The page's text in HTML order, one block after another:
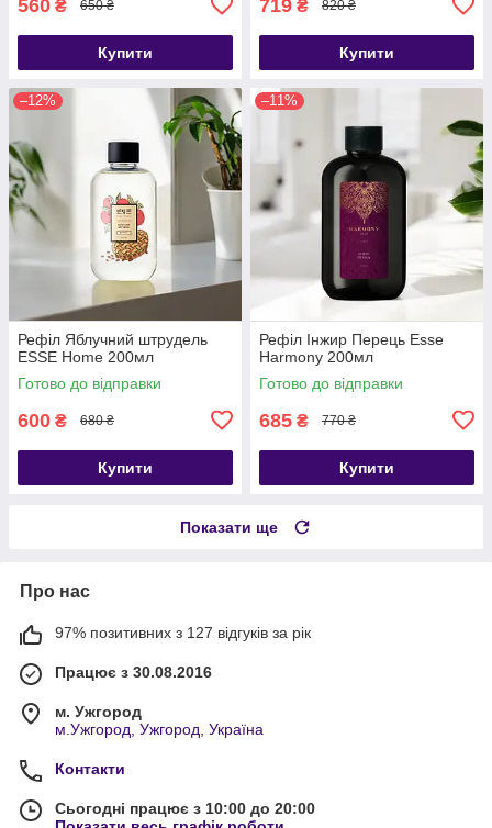
560 ₴ 650 ₴
Купити
719 ₴ 820 ₴
Купити
–12%
Рефіл Яблучний штрудель
ESSE Home 200мл
Готово до відправки
600 ₴ 680 ₴
Купити
–11%
Рефіл Інжир Перець Esse
Harmony 200мл
Готово до відправки
685 ₴ 770 ₴
Купити
Показати ще
Про нас
97% позитивних з 127 відгуків за рік
Працює з 30.08.2016
м. Ужгород
м.Ужгород, Ужгород, Україна
Контакти
Сьогодні працює з 10:00 до 20:00